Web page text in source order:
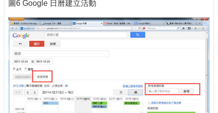
圖6 Google 日曆建立活動